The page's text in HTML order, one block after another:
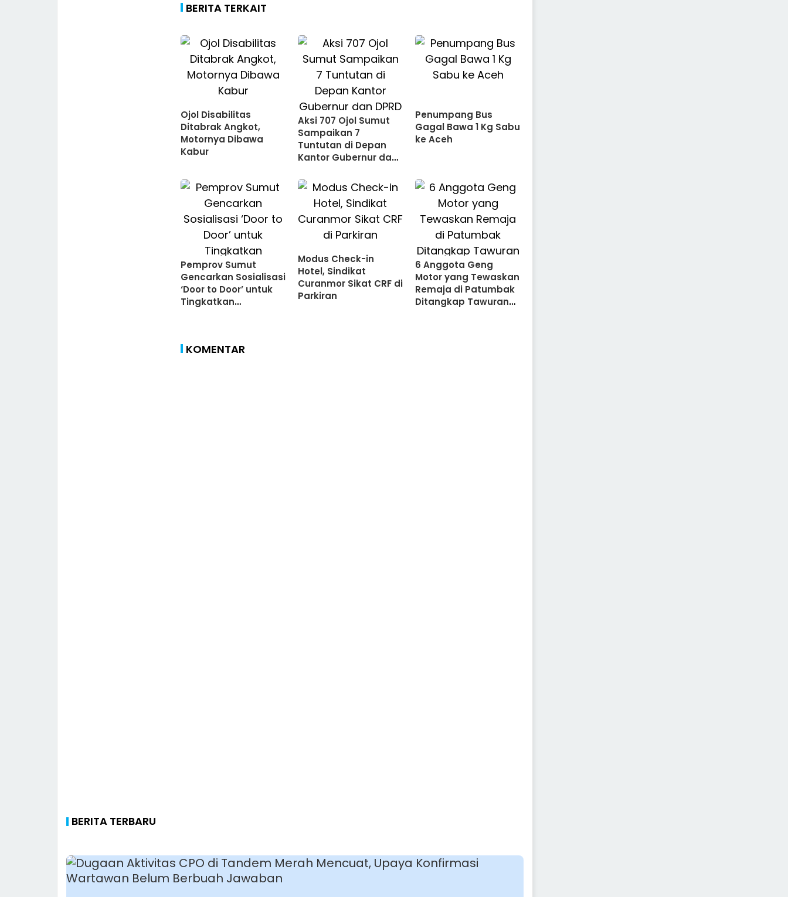
BERITA TERKAIT
Ojol Disabilitas
Ditabrak Angkot,
Motornya Dibawa
Kabur
Aksi 707 Ojol Sumut
Sampaikan 7
Tuntutan di Depan
Kantor Gubernur dan
Penumpang Bus
Gagal Bawa 1 Kg Sabu
ke Aceh
Pemprov Sumut
Gencarkan Sosialisasi
‘Door to Door’ untuk
Tingkatkan
Modus Check-in
Hotel, Sindikat
Curanmor Sikat CRF di
Parkiran
6 Anggota Geng
Motor yang Tewaskan
Remaja di Patumbak
Ditangkap Tawuran
KOMENTAR
BERITA TERBARU